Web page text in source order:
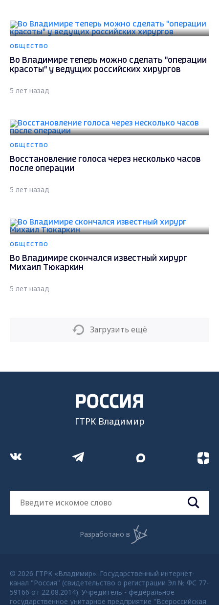
ОБЩЕСТВО
Во Владимире теперь можно сделать "операции
красоты" у ведущих российских хирургов
5 лет назад
ОБЩЕСТВО
Восстановление голоса через несколько часов
после операции
5 лет назад
ОБЩЕСТВО
Во Владимире скончался известный хирург
Михаил Тюкаркин
5 лет назад
Загрузить ещё
ГТРК Владимир
Разработано в
© 2026 ГТРК «Владимир». Государственный интернет-
канал "Россия" (свидетельство о регистрации Эл № ФС 77-
59166 от 22.08.2014). Учредитель - федеральное
государственное унитарное предприятие "Всероссийская